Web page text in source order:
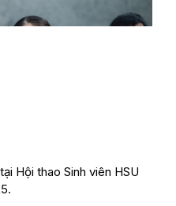
Hội thao Sinh viên HSU